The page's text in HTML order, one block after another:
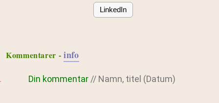
LinkedIn
Kommentarer - info
Din kommentar // Namn, titel (Datum)